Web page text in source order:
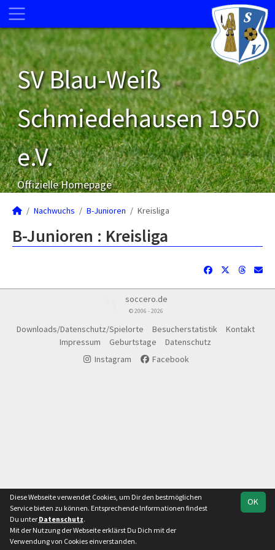
SV Blau-Weiß
Schmiedehausen 1950
e.V.
Offizielle Homepage
Nachwuchs B-Junioren Kreisliga
Team
B-Junioren : Kreisliga
soccero.de
© 2006 - 2026
Downloads/Datenschutz/Spielorte Besucherstatistik
Kontakt
Impressum
Geburtstage
Datenschutz
Instagram
Facebook
OK
Diese Webseite verwendet Cookies, um Dir den bestmöglichen
Service bieten zu können. Entsprechende Informationen findest
Du unter Datenschutz.
Mit der Nutzung der Webseite erklärst Du Dich mit der
Verwendung von Cookies einverstanden.